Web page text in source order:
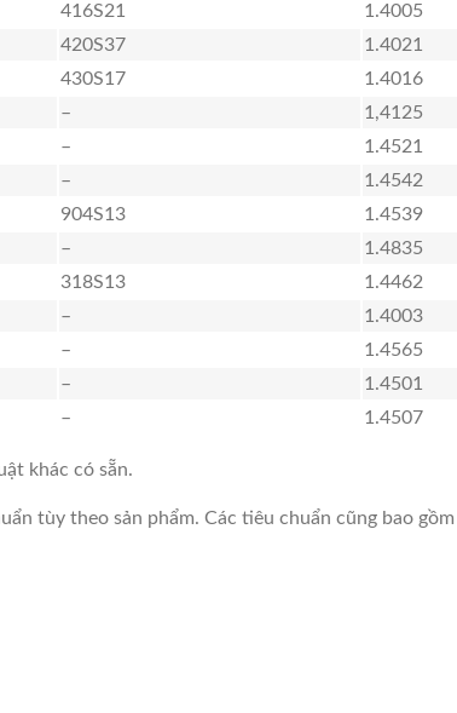
416S21
1.4005
420S37
1.4021
430S17
1.4016
–
1,4125
–
1.4521
–
1.4542
904S13
1.4539
–
1.4835
318S13
1.4462
–
1.4003
–
1.4565
–
1.4501
– 1.4507
khác có sẵn.
tùy theo sản phẩm. Các tiêu chuẩn cũng bao